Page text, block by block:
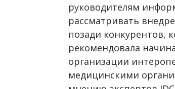
руководителям
рассматривать
позади конкурентов,
рекомендовала
организации
медицинскими